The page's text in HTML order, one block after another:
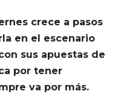
crece a pasos
en el escenario
sus apuestas de
por tener
va por más.